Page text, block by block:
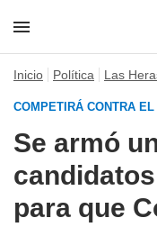
Inicio Política Las
COMPETIRÁ CONTRA
Se armó
para que